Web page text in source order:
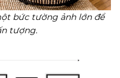
bức tường ảnh lớn để
tượng.